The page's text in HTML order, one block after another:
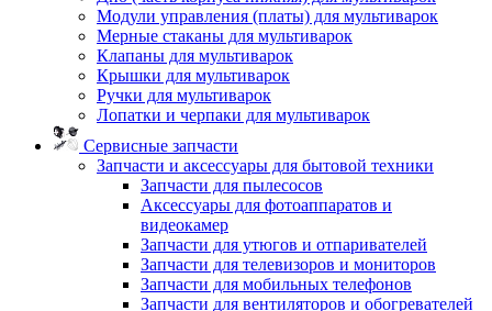
Модули управления (платы) для мультиварок
Мерные стаканы для мультиварок
Клапаны для мультиварок
Крышки для мультиварок
Ручки для мультиварок
Лопатки и черпаки для мультиварок
Сервисные запчасти
Запчасти и аксессуары для бытовой техники
Запчасти для пылесосов
Аксессуары для фотоаппаратов и
видеокамер
Запчасти для утюгов и отпаривателей
Запчасти для телевизоров и мониторов
Запчасти для мобильных телефонов
Запчасти для вентиляторов и обогревателей